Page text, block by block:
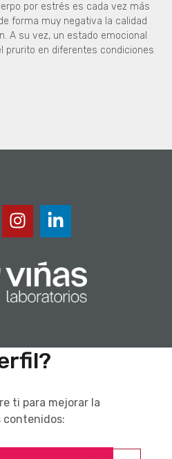
por estrés es cada vez más
forma muy negativa la calidad
A su vez, un estado emocional
prurito en diferentes condiciones
ti para mejorar la